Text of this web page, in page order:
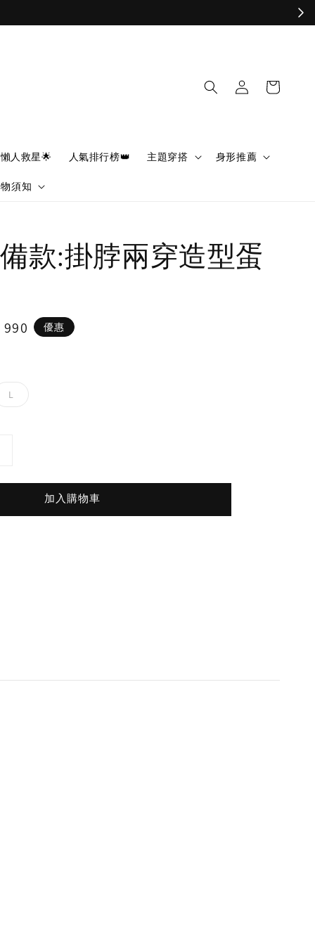
懶人救星🌟 人氣排行榜👑 主題穿搭 身形推薦
須知
款:掛脖兩穿造型蛋
990 優惠
L
加入購物車